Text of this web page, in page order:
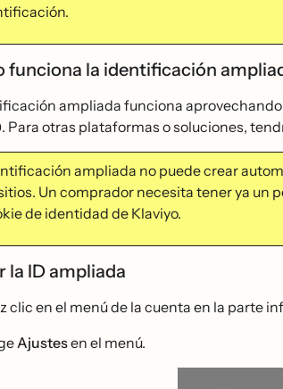
funciona la identificación
ampliada funciona
Para otras plataformas o soluciones,
ampliada no puede crear
Un comprador necesita tener ya un
de identidad de Klaviyo.
la ID ampliada
clic en el menú de la cuenta en la parte
Ajustesen el menú.